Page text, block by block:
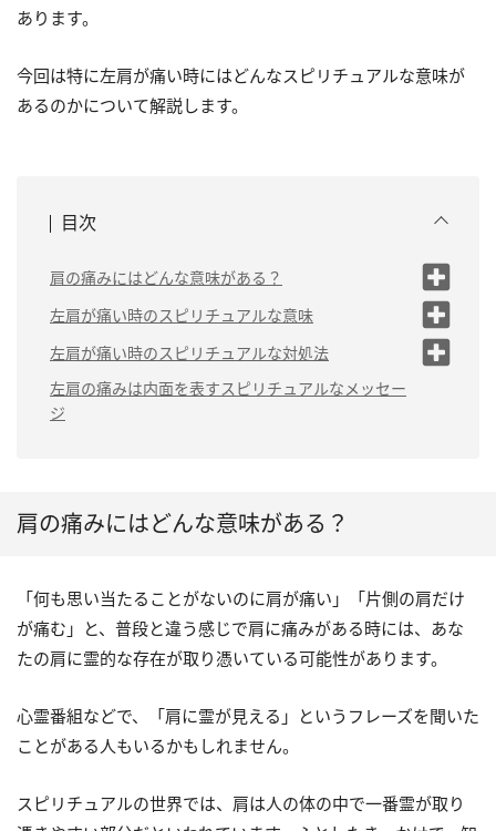
あります。
今回は特に左肩が痛い時にはどんなスピリチュアルな意味が
あるのかについて解説します。
目次
肩の痛みにはどんな意味がある？
霊が取り憑きやすい人の
特徴
左肩が痛い時のスピリチュアルな意味
（1）未来に不安を感じている
（2）ツインレイが統合へ向かって進んでいる
サイン
（5）プレッシャーを感じている
左肩が痛い時のスピリチュアルな対処法
（1）神社などでお祓いをしても
らう
左肩の痛みは内面を表すスピリチュアルなメッセー
ジ
肩の痛みにはどんな意味がある？
「何も思い当たることがないのに肩が痛い」「片側の肩だけ
が痛む」と、普段と違う感じで肩に痛みがある時には、あな
たの肩に霊的な存在が取り憑いている可能性があります。
心霊番組などで、「肩に霊が見える」というフレーズを聞いた
ことがある人もいるかもしれません。
スピリチュアルの世界では、肩は人の体の中で一番霊が取り